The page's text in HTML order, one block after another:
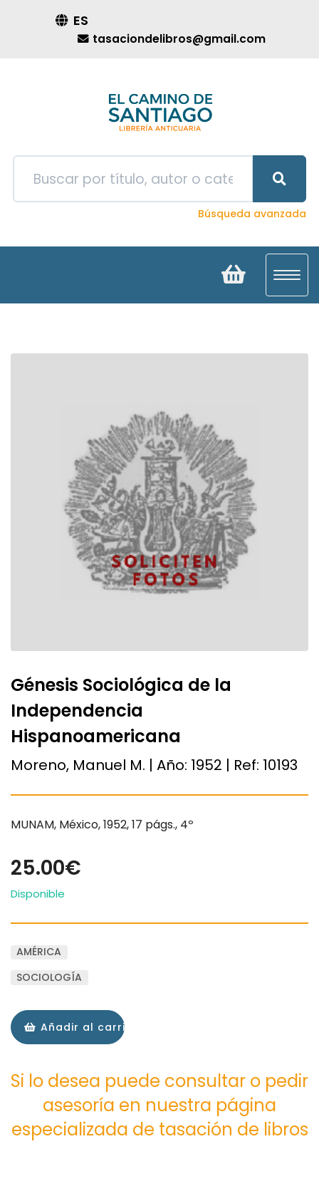
ES
tasaciondelibros@gmail.com
Búsqueda avanzada
Génesis Sociológica de la
Independencia
Hispanoamericana
Moreno, Manuel M. | Año: 1952 | Ref: 10193
MUNAM, México, 1952, 17 págs., 4º
25.00€
Disponible
AMÉRICA
SOCIOLOGÍA
Añadir al carrito
Si lo desea puede consultar o pedir
asesoría en nuestra página
especializada de tasación de libros